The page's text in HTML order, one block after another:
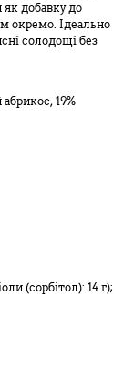
як добавку до
окремо. Ідеально
солодощі без
19%
(сорбітол): 14 г);